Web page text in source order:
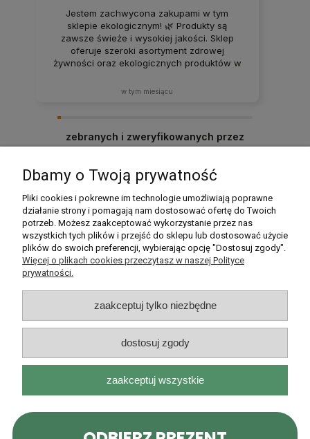
Jestem zachwycona zakupami w tym
sklepie ekologicznym! 🌿 Produkty są
zawsze świeże i wysokiej jakości. Sklep
oferuje szeroki asortyment zdrowej
żywności oraz ekologicznych produktów w
razem docierają w idealnym stanie. Zakupy
w tym miesiącu
zebranych i zweryfikowanych przez
Moje konto
Płatności i dostawa
Informacje
O nas
Rarytasy Dolnośląskie | ul. Olszewskiego 99, 51-638 Wrocław |
kontakt@rarytasydolnoslaskie.pl|537 71 71 71| NIP: 8982036706 |
pokaż pełną wersję strony
Dbamy o Twoją prywatność
Pliki cookies i pokrewne im technologie umożliwiają poprawne
działanie strony i pomagają nam dostosować ofertę do Twoich
potrzeb. Możesz zaakceptować wykorzystanie przez nas
wszystkich tych plików i przejść do sklepu lub dostosować użycie
plików do swoich preferencji, wybierając opcję "Dostosuj zgody".
Więcej o plikach cookies przeczytasz w naszej Polityce
prywatności.
zaakceptuj tylko niezbędne
dostosuj zgody
zaakceptuj wszystkie